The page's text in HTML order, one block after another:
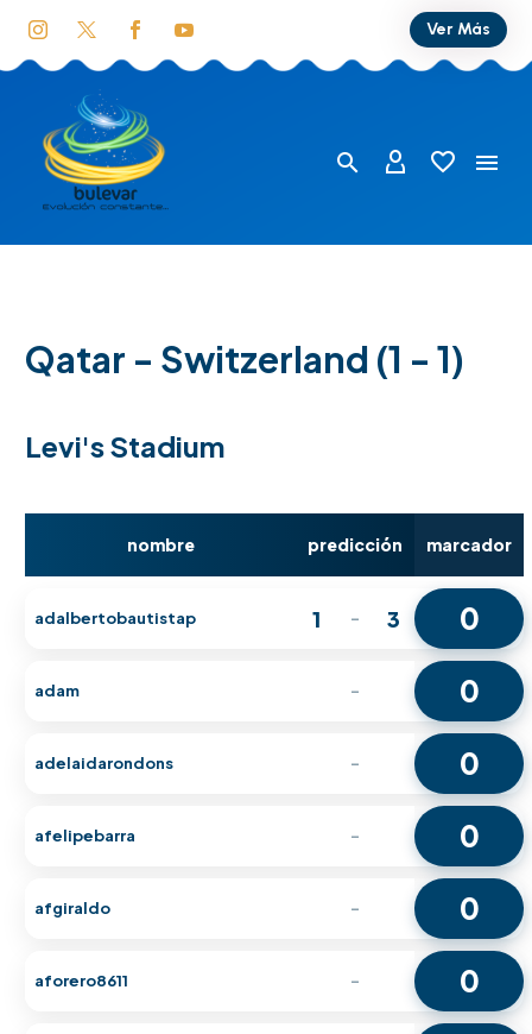
Ver Más
Qatar - Switzerland (1 - 1)
Levi's Stadium
nombre predicción marcador
adalbertobautistap 1 - 3 0
adam - 0
adelaidarondons - 0
afelipebarra - 0
afgiraldo - 0
aforero8611 - 0